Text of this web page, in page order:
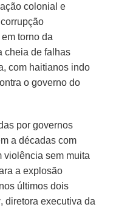
colonial e
torno da
cheia de falhas
com haitianos indo
o governo do
por governos
a décadas com
violência sem muita
a explosão
últimos dois
, diretora executiva da